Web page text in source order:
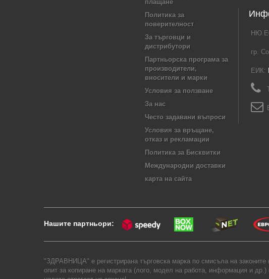
плащане
Политика за
поверителност
За търговци и
дистрибутори
Партньорска програма за
производители,
вносители и марки
Условия за ползване
За нас
Често задавани въпроси
Условия за връщане,
отказ и рекламации
Политика за Бисквитки
Международни доставки
карта на сайта
НЮ
гр.
ЕИК:
Нашите партньори:
"ЗДРАВНИЦА" е регистрирана търговска марка по смисъла на законите
опит за копиране на марката (лого, модел на работа, информация и